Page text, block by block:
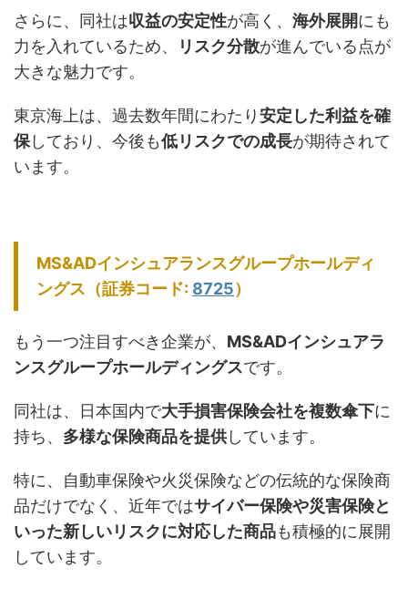
さらに、同社は収益の安定性が高く、 海外展開にも
力を入れているため、
リスク分散が進んでいる点が
大きな魅力です。
東京海上は、過去数年間にわたり安定した利益を確
保しており、今後も低リスクでの成長が期待されて
います。
MS&ADインシュアランスグループホールディ
ングス（証券コード: 8725）
もう一つ注目すべき企業が、 MS&ADインシュアラ
ンスグループホールディングスです。
同社は、日本国内で大手損害保険会社を複数傘下に
持ち、 多様な保険商品を提供しています。
特に、自動車保険や火災保険などの伝統的な保険商
品だけでなく、近年ではサイバー保険や災害保険と
いった新しいリスクに対応した商品も積極的に展開
しています。